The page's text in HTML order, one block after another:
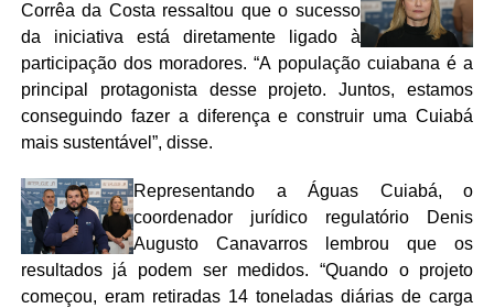
Corrêa da Costa ressaltou que o sucesso
da iniciativa está diretamente ligado à
participação dos moradores. “A população cuiabana é a
principal protagonista desse projeto. Juntos, estamos
conseguindo fazer a diferença e construir uma Cuiabá
mais sustentável”, disse.
Representando a Águas Cuiabá, o
coordenador jurídico regulatório Denis
Augusto Canavarros lembrou que os
resultados já podem ser medidos. “Quando o projeto
começou, eram retiradas 14 toneladas diárias de carga